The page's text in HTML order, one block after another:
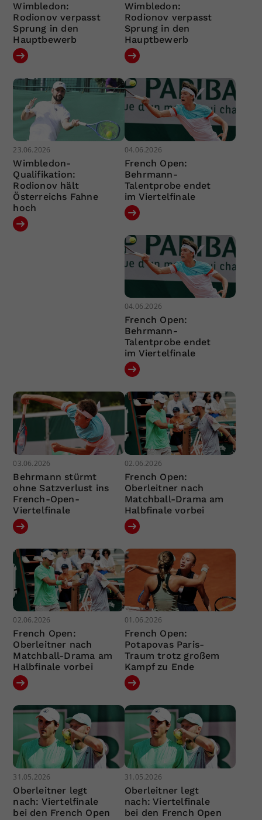
Wimbledon:
Rodionov verpasst
Sprung in den
Hauptbewerb
Wimbledon:
Rodionov verpasst
Sprung in den
Hauptbewerb
23.06.2026
Wimbledon-
Qualifikation:
Rodionov hält
Österreichs Fahne
hoch
04.06.2026
French Open:
Behrmann-
Talentprobe endet
im Viertelfinale
04.06.2026
French Open:
Behrmann-
Talentprobe endet
im Viertelfinale
03.06.2026
Behrmann stürmt
ohne Satzverlust ins
French-Open-
Viertelfinale
02.06.2026
French Open:
Oberleitner nach
Matchball-Drama am
Halbfinale vorbei
02.06.2026
French Open:
Oberleitner nach
Matchball-Drama am
Halbfinale vorbei
01.06.2026
French Open:
Potapovas Paris-
Traum trotz großem
Kampf zu Ende
31.05.2026
Oberleitner legt
nach: Viertelfinale
bei den French Open
31.05.2026
Oberleitner legt
nach: Viertelfinale
bei den French Open